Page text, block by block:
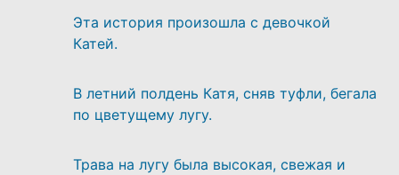
Эта история произошла с девочкой
Катей.
В летний полдень Катя, сняв туфли, бегала
по цветущему лугу.
Трава на лугу была высокая, свежая и